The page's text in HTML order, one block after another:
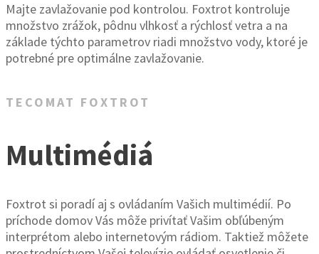
Majte zavlažovanie pod kontrolou. Foxtrot kontroluje
množstvo zrážok, pôdnu vlhkosť a rýchlosť vetra a na
základe týchto parametrov riadi množstvo vody, ktoré je
potrebné pre optimálne zavlažovanie.
TECOMAT FOXTROT
Multimédiá
Foxtrot si poradí aj s ovládaním Vašich multimédií. Po
príchode domov Vás môže privítať Vašim obľúbeným
interprétom alebo internetovým rádiom. Taktiež môžete